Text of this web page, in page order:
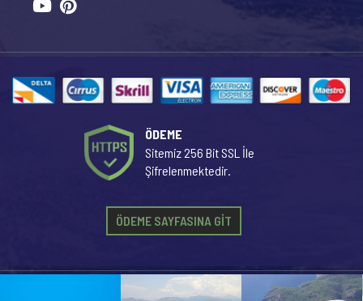
ÖDEME
Sitemiz 256 Bit SSL İle
Şifrelenmektedir.
ÖDEME SAYFASINA GİT